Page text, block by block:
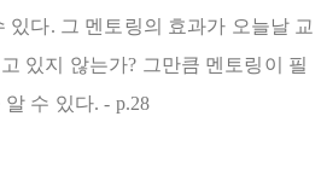
있다. 그 멘토링의 효과가 오늘날 교
있지 않는가? 그만큼 멘토링이 필
수 있다. - p.28